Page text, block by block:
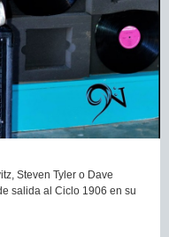
Steven Tyler o Dave
salida al Ciclo 1906 en su